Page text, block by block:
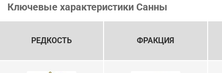
Ключевые характеристики Санны
РЕДКОСТЬ ФРАКЦИЯ